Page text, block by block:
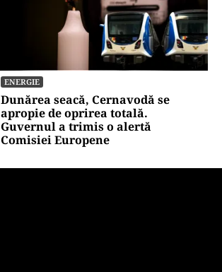
ENERGIE
Dunărea seacă, Cernavodă se
apropie de oprirea totală.
Guvernul a trimis o alertă
Comisiei Europene